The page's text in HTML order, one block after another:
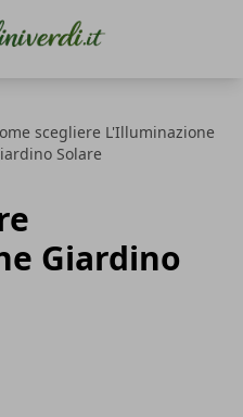
scegliere L'Illuminazione
Solare
Giardino